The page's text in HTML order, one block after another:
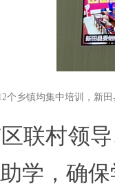
个乡镇均集中培训，新
联村领
学，确